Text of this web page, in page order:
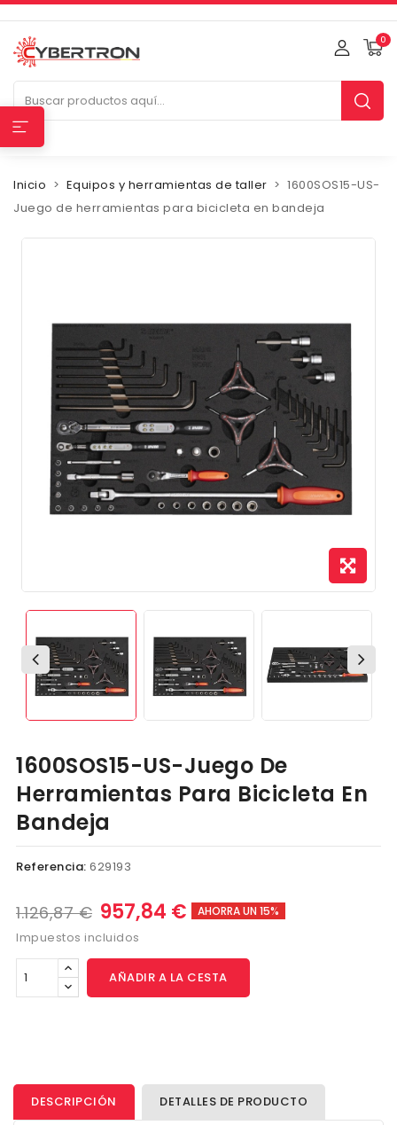
0
Inicio Equipos y herramientas de taller
1600SOS15-US-
Juego de herramientas para bicicleta en bandeja
1600SOS15-US-Juego De
Herramientas Para Bicicleta En
Bandeja
Referencia: 629193
1.126,87 € 957,84 € AHORRA UN 15%
Impuestos incluidos
AÑADIR A LA CESTA
DESCRIPCIÓN DETALLES DE PRODUCTO